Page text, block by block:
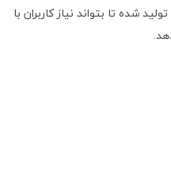
شده تا بتواند نیاز کاربران با